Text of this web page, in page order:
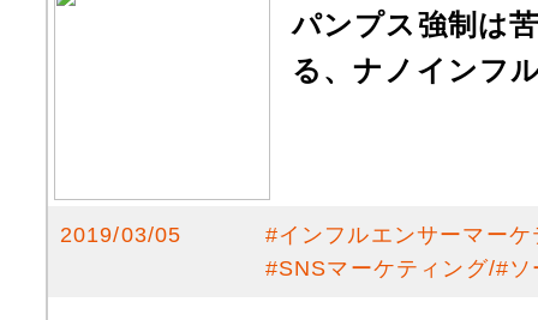
パンプス強制は
る、ナノインフ
2019/03/05 #インフルエンサーマー
#SNSマーケティング #